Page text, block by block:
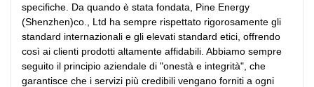
specifiche. Da quando è stata fondata, Pine Energy
(Shenzhen)co., Ltd ha sempre rispettato rigorosamente gli
standard internazionali e gli elevati standard etici, offrendo
così ai clienti prodotti altamente affidabili. Abbiamo sempre
seguito il principio aziendale di "onestà e integrità", che
garantisce che i servizi più credibili vengano forniti a ogni